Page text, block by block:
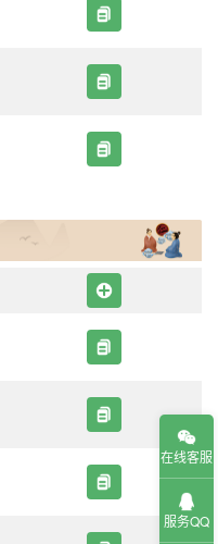
在线客服
服务QQ